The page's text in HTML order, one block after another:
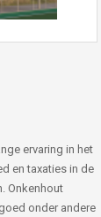
ervaring in het
en taxaties in de
Onkenhout
onder andere